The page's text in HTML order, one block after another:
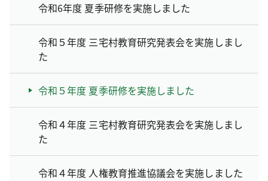
令和6年度 夏季研修を実施しました
令和５年度 三宅村教育研究発表会を実施しまし
た
令和５年度 夏季研修を実施しました
令和４年度 三宅村教育研究発表会を実施しまし
た
令和４年度 人権教育推進協議会を実施しました